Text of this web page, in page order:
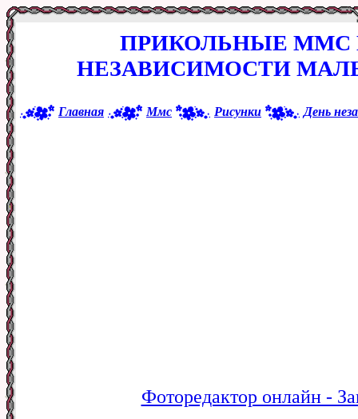
ПРИКОЛЬНЫЕ ММС
НЕЗАВИСИМОСТИ
Главная Ммс Рисунки День
Фоторедактор онлайн -